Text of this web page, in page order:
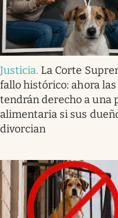
Justicia. La Corte
fallo histórico: ahora
tendrán derecho a una
alimentaria si sus
divorcian